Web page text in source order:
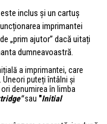
inclus și un cartuș
imprimantei
„prim ajutor” dacă uitați
dumneavoastră.
a imprimantei, care
Uneori puteți întâlni și
denumirea în limba
"sau "Initial